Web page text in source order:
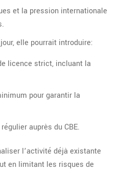
et la pression internationale
elle pourrait introduire:
licence strict, incluant la
pour garantir la
auprès du CBE.
l’activité déjà existante
en limitant les risques de